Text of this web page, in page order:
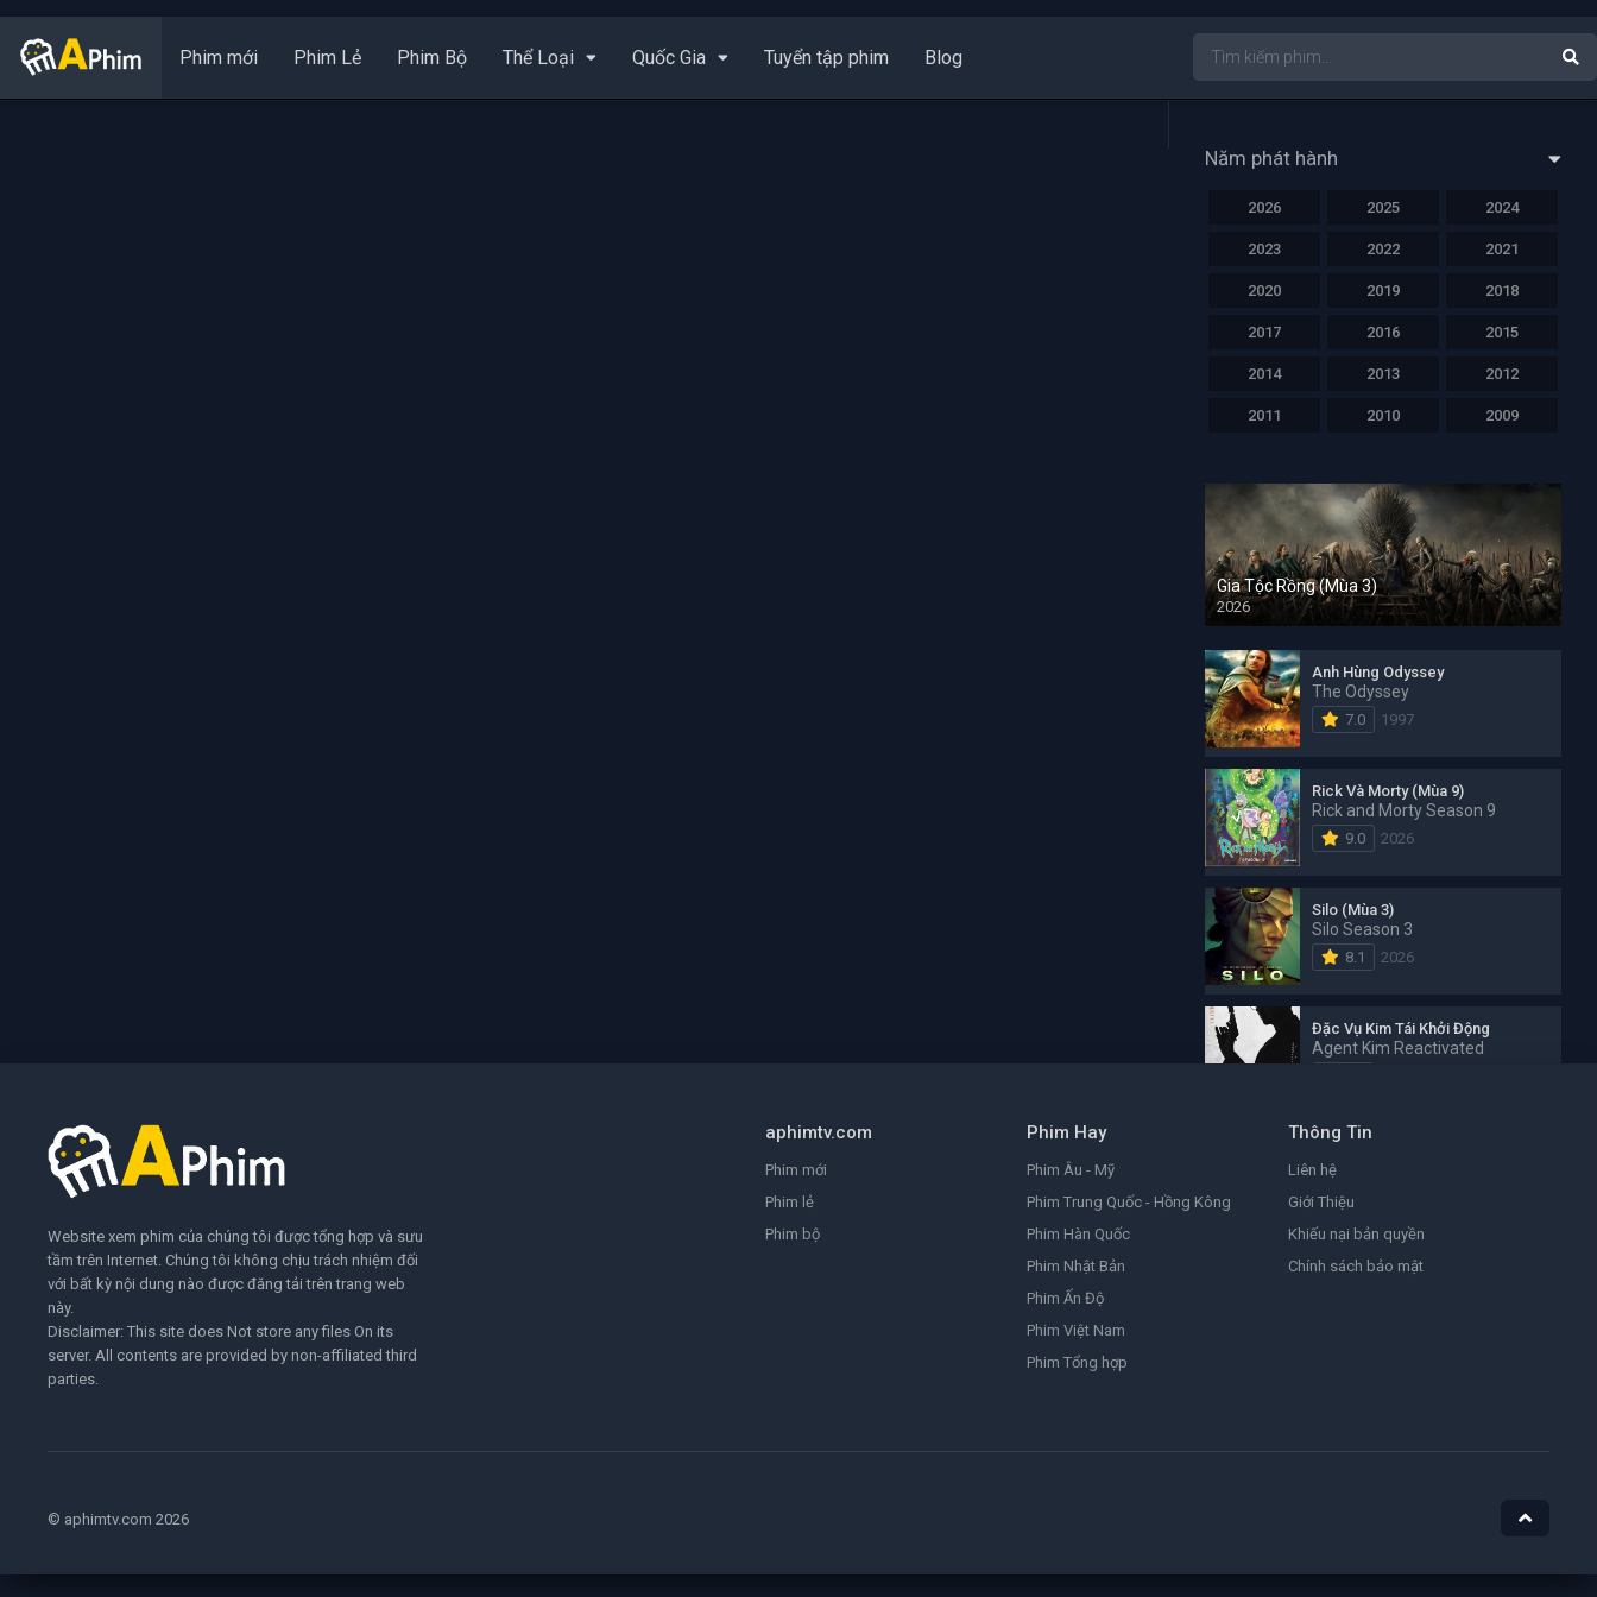
Phim mới Phim Lẻ Phim Bộ Thể Loại Quốc Gia Tuyển tập phim Blog
Năm phát hành
2026 2025 2024
2023 2022 2021
2020 2019 2018
2017 2016 2015
2014 2013 2012
2011 2010 2009
Gia Tộc Rồng (Mùa 3)
2026
Anh Hùng Odyssey
The Odyssey
7.0 1997
Rick Và Morty (Mùa 9)
Rick and Morty Season 9
9.0 2026
Silo (Mùa 3)
Silo Season 3
8.1 2026
Đặc Vụ Kim Tái Khởi Động
Agent Kim Reactivated
Đảo Hải Tặc
One Piece
9.0
Ám Ảnh
aphimtv.com
Phim mới
Phim lẻ
Phim bộ
Phim Hay
Phim Âu - Mỹ
Phim Trung Quốc - Hồng Kông
Phim Hàn Quốc
Phim Nhật Bản
Phim Ấn Độ
Phim Việt Nam
Phim Tổng hợp
Thông Tin
Liên hệ
Giới Thiệu
Khiếu nại bản quyền
Chính sách bảo mật
Website xem phim của chúng tôi được tổng hợp và sưu
tầm trên Internet. Chúng tôi không chịu trách nhiệm đối
với bất kỳ nội dung nào được đăng tải trên trang web
này.
Disclaimer: This site does Not store any files On its
server. All contents are provided by non-affiliated third
parties.
© aphimtv.com 2026